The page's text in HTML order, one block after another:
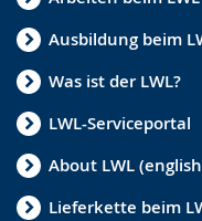
Ausbildung beim
Was ist der LWL?
LWL-Serviceportal
About LWL
Lieferkette beim